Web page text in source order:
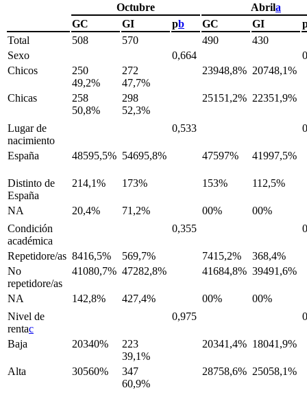
Octubre
Abrila
GC
GI pb GC GI
Total
508 570 490
430
Sexo
0,664
Chicos
250
49,2%
272
47,7%
23948,8% 20748,1%
Chicas
258
50,8%
298
52,3%
25151,2% 22351,9%
Lugar de
nacimiento
0,533
España 48595,5% 54695,8% 47597% 41997,5%
Distinto de
España
214,1% 173% 153% 112,5%
NA 20,4% 71,2% 00%
00%
Condición
académica
0,355
Repetidore/as 8416,5% 569,7% 7415,2%
368,4%
No
repetidore/as
41080,7% 47282,8% 41684,8% 39491,6%
NA 142,8% 427,4% 00%
00%
Nivel de
rentac
0,975
Baja 20340%
223
39,1%
20341,4% 18041,9%
Alta 30560%
347
60,9%
28758,6% 25058,1%